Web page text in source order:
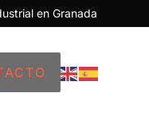
en Granada